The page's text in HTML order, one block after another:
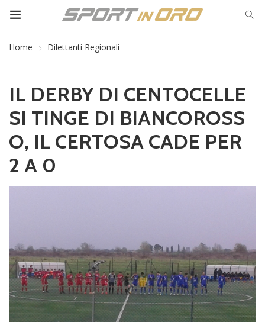
Home Dilettanti Regionali
IL DERBY DI CENTOCELLE
SI TINGE DI BIANCOROSS
O, IL CERTOSA CADE PER
2 A 0